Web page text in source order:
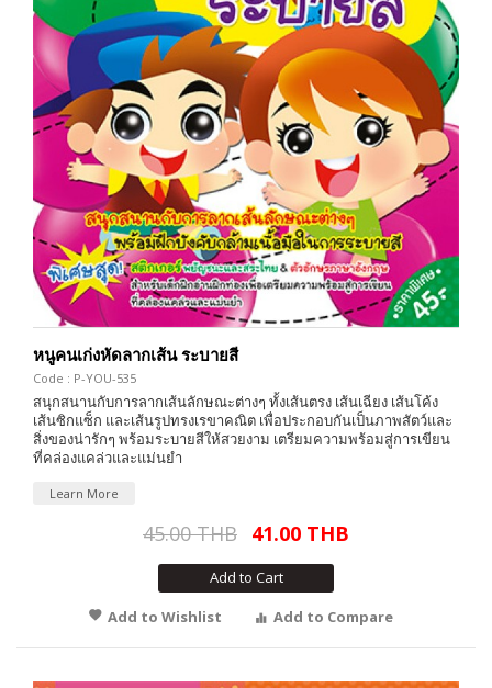
หนูคนเก่งหัดลากเส้น ระบายสี
Code : P-YOU-535
สนุกสนานกับการลากเส้นลักษณะต่างๆ ทั้งเส้นตรง เส้นเฉียง เส้นโค้ง
เส้นซิกแซ็ก และเส้นรูปทรงเรขาคณิต เพื่อประกอบกันเป็นภาพสัตว์และ
สิ่งของน่ารักๆ พร้อมระบายสีให้สวยงาม เตรียมความพร้อมสู่การเขียน
ที่คล่องแคล่วและแม่นยำ
Learn More
45.00 THB 41.00 THB
Add to Cart
Add to Wishlist
Add to Compare